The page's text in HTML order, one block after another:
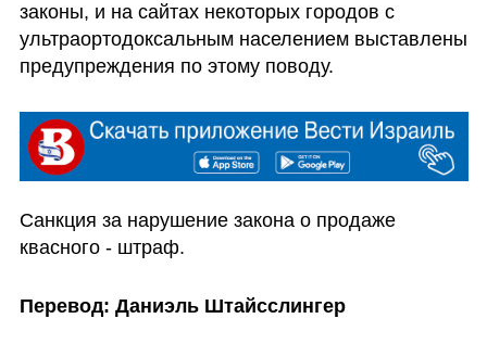
законы, и на сайтах некоторых городов с
ультраортодоксальным населением выставлены
предупреждения по этому поводу.
Санкция за нарушение закона о продаже
квасного - штраф.
Перевод: Даниэль Штайсслингер